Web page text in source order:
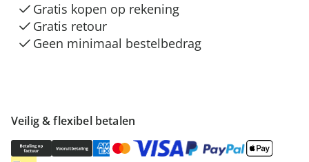
Veilig & flexibel betalen
Gratis kopen op rekening
Gratis retour
Geen minimaal bestelbedrag